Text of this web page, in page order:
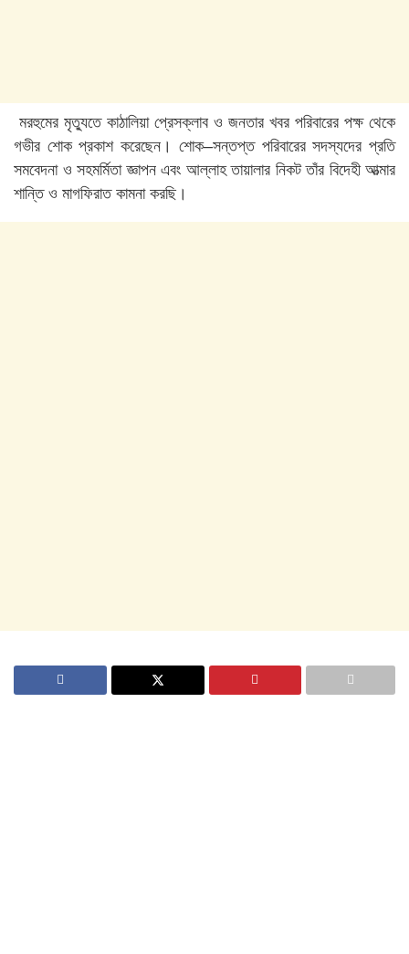
মরহুমের মৃত্যুতে কাঠালিয়া প্রেসক্লাব ও জনতার খবর পরিবারের পক্ষ থেকে
গভীর শোক প্রকাশ করেছেন। শোক–সন্তপ্ত পরিবারের সদস্যদের প্রতি
সমবেদনা ও সহমর্মিতা জ্ঞাপন এবং আল্লাহ তায়ালার নিকট তাঁর বিদেহী আত্মার
শান্তি ও মাগফিরাত কামনা করছি।